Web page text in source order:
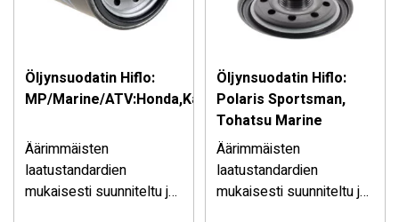
Öljynsuodatin Hiflo:
MP/Marine/ATV:Honda,Kawasaki,Polaris,Yamaha
Äärimmäisten
laatustandardien
mukaisesti suunniteltu ja
Öljynsuodatin Hiflo:
Polaris Sportsman,
Tohatsu Marine
Äärimmäisten
laatustandardien
mukaisesti suunniteltu ja